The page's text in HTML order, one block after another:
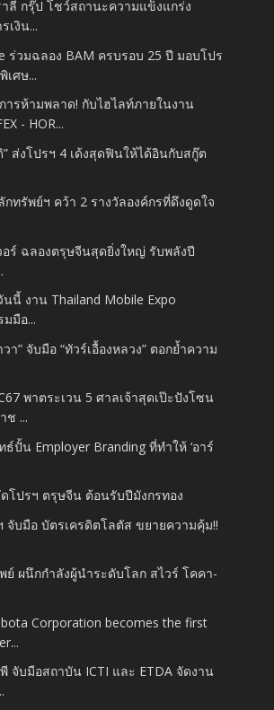
าลี่ กรุ๊ป โชว์สถานะความแข็งแกร่ง
เงิน...
ร่วมฉลอง BAM ครบรอบ 25 ปี มอบโปร
เศษ...
ารห้ามพลาด! กับไฮไลท์ภายในงาน
- HOR...
” ส่งโปรฯ 4 เด้งสุดฟินให้ได้อินกับสกู๊ต
กทรัพย์ฯ คว้า 2 รางวัลองค์กรที่ดึงดูดใจ
อร์ ฉลองตรุษจีนสุดยิ่งใหญ่ รับพลังปี
นนี้ งาน Thailand Mobile Expo
มือ...
า” จับมือ “ทัวร์เอื้องหลวง” ตอกย้ำความ
พาตระเวน 5 ศาลเจ้าสุดเป๊ะปังโซน
ช ...
ธ์ปั้น Employer Branding ที่ทำให้ ‘อาร์
โปรฯ ตรุษจีน ต้อนรับปีมังกรทอง
จับมือ บัตรเครดิตโลตัส ขยายความคุ้ม!!
ย์ ผนึกกำลังผู้นำระดับโลก สไวร์ โคคา-
Corporation becomes the first
พี จับมือสถาบัน ICTI และ ETDA จัดงาน